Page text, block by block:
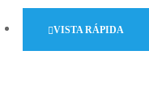
VISTA RÁPIDA